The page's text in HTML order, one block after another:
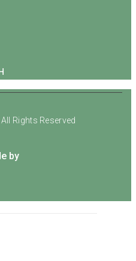
Rights Reserved
by